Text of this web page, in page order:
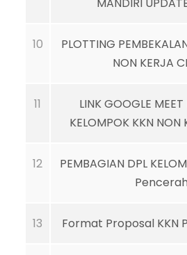
10
PLOTTING
NON KERJA
11
LINK GOOGLE
KELOMPOK KKN NON
12
PEMBAGIAN DPL
13 Format Proposal KKN